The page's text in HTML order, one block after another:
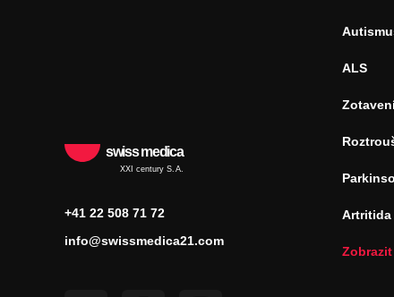
swiss medica
XXI century S.A.
+41 22 508 71 72
info@swissmedica21.com
ALS
Artritida